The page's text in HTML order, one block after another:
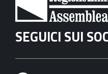
SEGUICI SUI